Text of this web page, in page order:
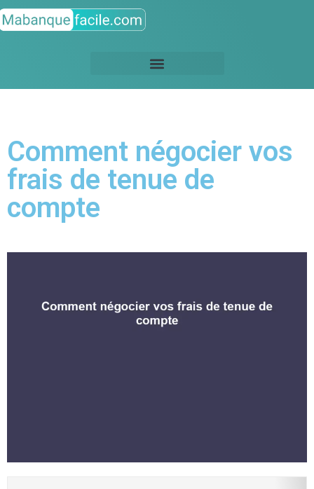
Comment négocier vos
frais de tenue de
compte